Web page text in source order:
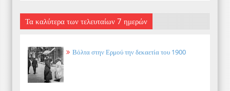
Τα καλύτερα των τελευταίων 7 ημερών
Βόλτα στην Ερμού την δεκαετία του 1900